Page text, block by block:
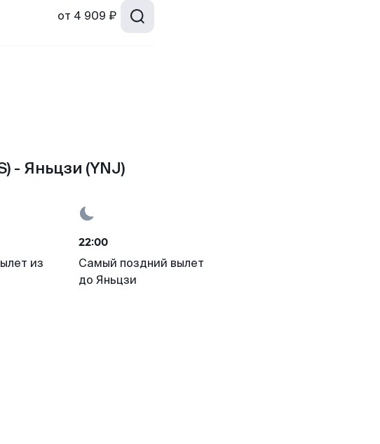
от 4 909 ₽
- Яньцзи (YNJ)
из
22:00
Самый поздний вылет
до Яньцзи